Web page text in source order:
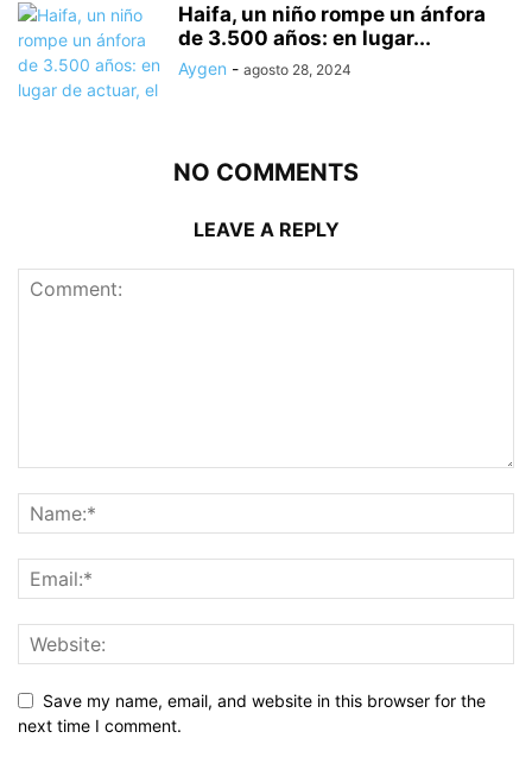
Haifa, un niño rompe un ánfora
de 3.500 años: en lugar...
Aygen - agosto 28, 2024
NO COMMENTS
LEAVE A REPLY
Save my name, email, and website in this browser for the
next time I comment.